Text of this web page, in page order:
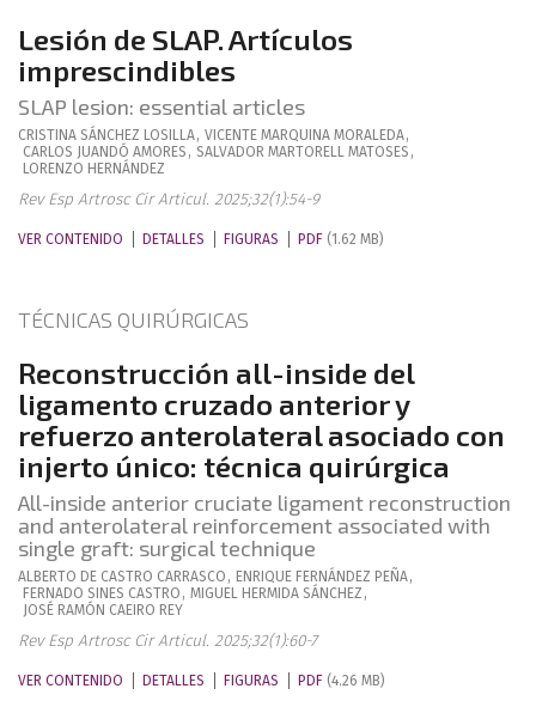
Lesión de SLAP. Artículos
imprescindibles
SLAP lesion: essential articles
CRISTINA SÁNCHEZ LOSILLA, VICENTE MARQUINA MORALEDA,
CARLOS JUANDÓ AMORES , SALVADOR MARTORELL MATOSES ,
LORENZO HERNÁNDEZ
Rev Esp Artrosc Cir Articul. 2025;32(1):54-9
VER CONTENIDO DETALLES FIGURAS PDF (1.62 MB)
TÉCNICAS QUIRÚRGICAS
Reconstrucción all-inside del
ligamento cruzado anterior y
refuerzo anterolateral asociado con
injerto único: técnica quirúrgica
All-inside anterior cruciate ligament reconstruction
and anterolateral reinforcement associated with
single graft: surgical technique
ALBERTO DE CASTRO CARRASCO , ENRIQUE FERNÁNDEZ PEÑA,
FERNADO SINES CASTRO , MIGUEL HERMIDA SÁNCHEZ ,
JOSÉ RAMÓN CAEIRO REY
Rev Esp Artrosc Cir Articul. 2025;32(1):60-7
VER CONTENIDO DETALLES FIGURAS PDF (4.26 MB)